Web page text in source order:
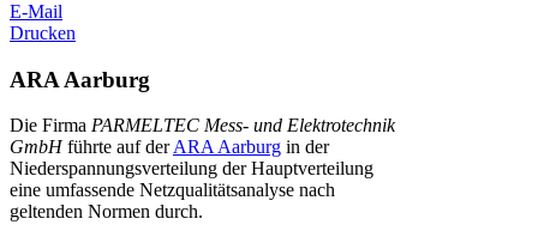
E-Mail
Drucken
ARA Aarburg
Die Firma PARMELTEC Mess- und Elektrotechnik
GmbHführte auf derARA Aarburg in der
Niederspannungsverteilung der Hauptverteilung
eine umfassende Netzqualitätsanalyse nach
geltenden Normen durch.